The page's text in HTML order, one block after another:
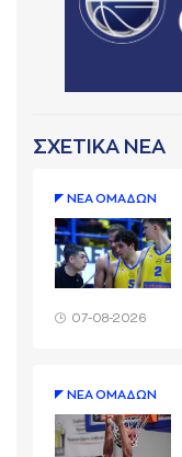
ΣΧΕΤΙΚΑ ΝΕΑ
ΝΕA ΟΜAΔΩΝ
07-08-2026
ΝΕA ΟΜAΔΩΝ